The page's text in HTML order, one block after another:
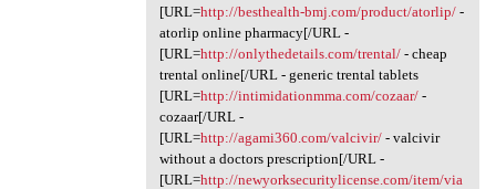
[URL=http://besthealth-bmj.com/product/atorlip/-
atorlip online pharmacy[/URL -
[URL=http://onlythedetails.com/trental/- cheap
trental online[/URL - generic trental tablets
[URL=http://intimidationmma.com/cozaar/-
cozaar[/URL -
[URL=http://agami360.com/valcivir/- valcivir
without a doctors prescription[/URL -
[URL=http://newyorksecuritylicense.com/item/via